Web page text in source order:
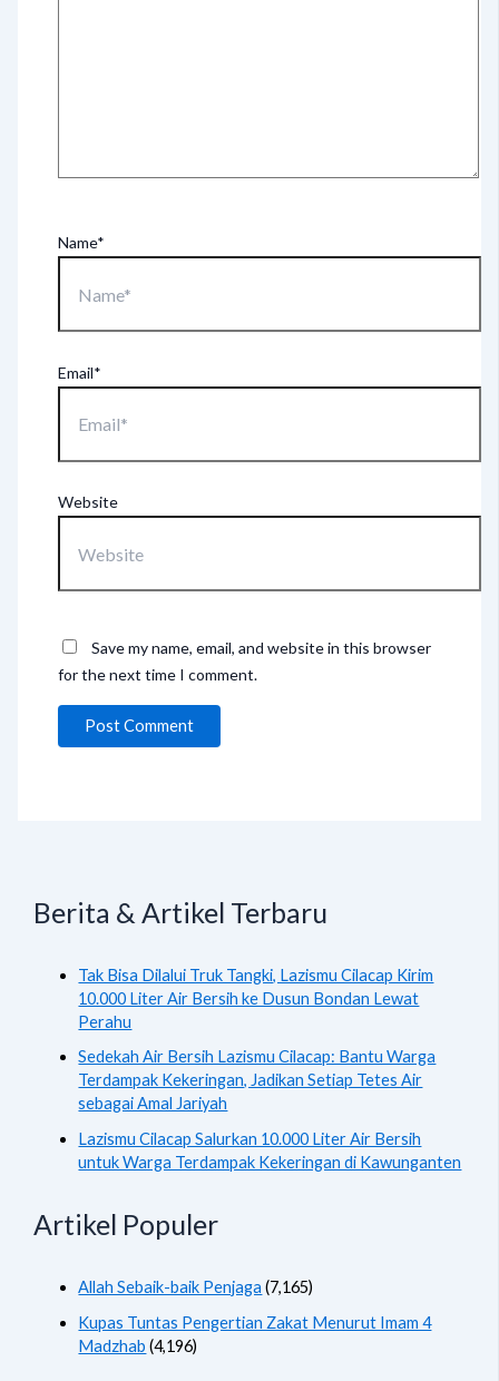
Name*
Email*
Website
Save my name, email, and website in this browser
for the next time I comment.
Berita & Artikel Terbaru
Tak Bisa Dilalui Truk Tangki, Lazismu Cilacap Kirim
10.000 Liter Air Bersih ke Dusun Bondan Lewat
Perahu
Sedekah Air Bersih Lazismu Cilacap: Bantu Warga
Terdampak Kekeringan, Jadikan Setiap Tetes Air
sebagai Amal Jariyah
Lazismu Cilacap Salurkan 10.000 Liter Air Bersih
untuk Warga Terdampak Kekeringan di Kawunganten
Artikel Populer
Allah Sebaik-baik Penjaga (7,165)
Kupas Tuntas Pengertian Zakat Menurut Imam 4
Madzhab (4,196)